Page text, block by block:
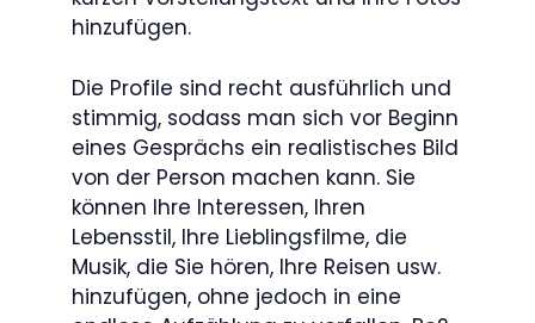
hinzufügen.
Die Profile sind recht ausführlich und
stimmig, sodass man sich vor Beginn
eines Gesprächs ein realistisches Bild
von der Person machen kann. Sie
können Ihre Interessen, Ihren
Lebensstil, Ihre Lieblingsfilme, die
Musik, die Sie hören, Ihre Reisen usw.
hinzufügen, ohne jedoch in eine